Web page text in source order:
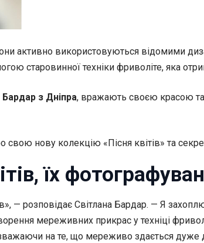
активно використовуються відомими
старовинної техніки фриволіте, яка
з Дніпра, вражають своєю красою та
нову колекцію «Пісня квітів» та
їх
— розповідає Світлана Бардар. — Я
мереживних прикрас у техніці
на те, що мереживо здається